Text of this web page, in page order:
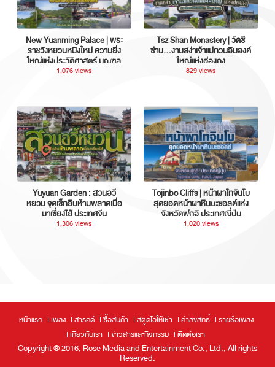
New Yuanming Palace | พระ
ราชวังหยวนหมิงใหม่ ความยิ่ง
ใหญ่แห่งประวัติศาสตร์ มณฑล
กวางตุ้ง ประเทศจีน
1,076 views
Tsz Shan Monastery | วัดซี
ซ่าน…งามสง่าเจ้าแม่กวนอิมองค์
ใหญ่แห่งฮ่องกง
829 views
Yuyuan Garden : สวนอวี้
หยวน จุดเช็กอินห้ามพลาดเมื่อ
มาเซี่ยงไฮ้ ประเทศจีน
1,306 views
Tojinbo Cliffs | หน้าผาโทจินโบ
สุดยอดหน้าผาหินบะซอลต์แห่ง
จังหวัดฟุกุอิ ประเทศญี่ปุ่น
1,020 views
หน้าแรก เพลง สารคดี ซื้อสินค้า สตูดิโอให้เช่า ค่าลิขสิทธิ์
รายชื่อเพลง
เกี่ยวกับเรา
ข่าวสารและกิจกรรม ติดต่อเรา
Copyright ® 2016, Rose Media and Entertainment Co., Ltd., All rights
Reserved.